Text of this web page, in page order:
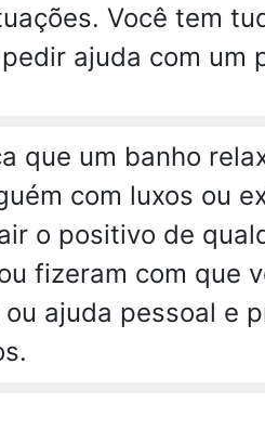
Você tem
ajuda com um
que um banho
com luxos ou
o positivo de
fizeram com que
ajuda pessoal e